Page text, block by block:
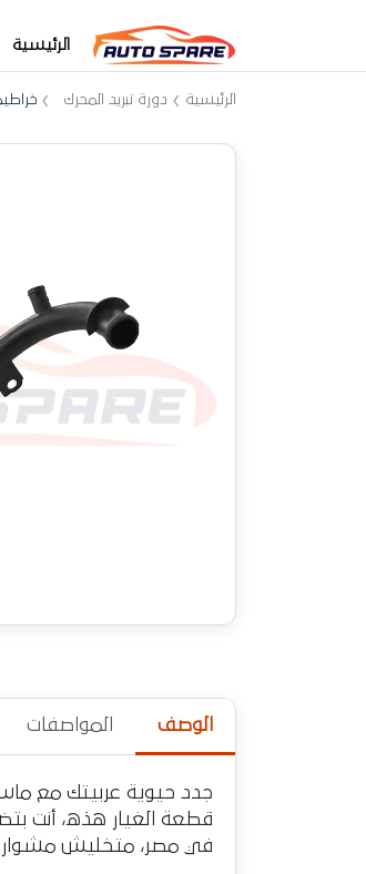
الرئيسية
الرئيسية دورة تبريد المحرك
الوصف المواصفات
قطعة الغيار هذه، أنت
في مصر، متخليش